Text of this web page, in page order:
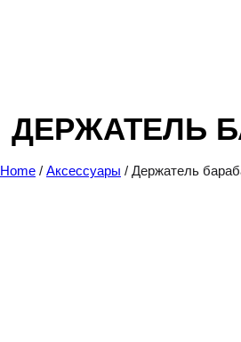
ДЕРЖАТЕЛЬ
Home / Аксессуары / Держатель